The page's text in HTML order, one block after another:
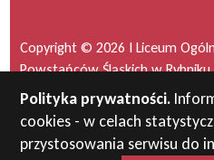
Polityka prywatności.
cookies - w celach
przystosowania serwisu do
Copyright © 2026 I Liceum
Powstańców Śląskich w
serwisu zastrzeżone.
Projekt i wykonanie: